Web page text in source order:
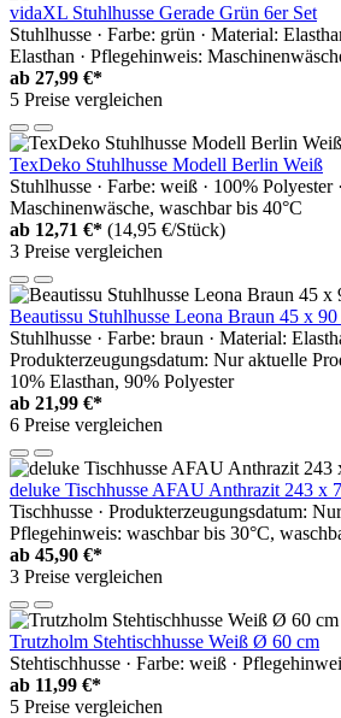
vidaXL Stuhlhusse Gerade Grün 6er Set
Stuhlhusse · Farbe: grün · Material:
Elasthan · Pflegehinweis:
ab 27,99 €*
5 Preise vergleichen
TexDeko Stuhlhusse Modell Berlin Weiß
Stuhlhusse · Farbe: weiß · 100% Polyester
Maschinenwäsche, waschbar bis 40°C
ab 12,71 €* (14,95 €/Stück)
3 Preise vergleichen
Beautissu Stuhlhusse Leona Braun 45 x
Stuhlhusse · Farbe: braun · Material:
Produkterzeugungsdatum: Nur aktuelle
10% Elasthan, 90% Polyester
ab 21,99 €*
6 Preise vergleichen
deluke Tischhusse AFAU Anthrazit 243 x
Tischhusse · Produkterzeugungsdatum:
Pflegehinweis: waschbar bis 30°C,
ab 45,90 €*
3 Preise vergleichen
Trutzholm Stehtischhusse Weiß Ø 60 cm
Stehtischhusse · Farbe: weiß ·
ab 11,99 €*
5 Preise vergleichen